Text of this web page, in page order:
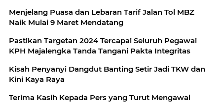
Menjelang Puasa dan Lebaran Tarif Jalan Tol MBZ
Naik Mulai 9 Maret Mendatang
Pastikan Targetan 2024 Tercapai Seluruh Pegawai
KPH Majalengka Tanda Tangani Pakta Integritas
Kisah Penyanyi Dangdut Banting Setir Jadi TKW dan
Kini Kaya Raya
Terima Kasih Kepada Pers yang Turut Mengawal